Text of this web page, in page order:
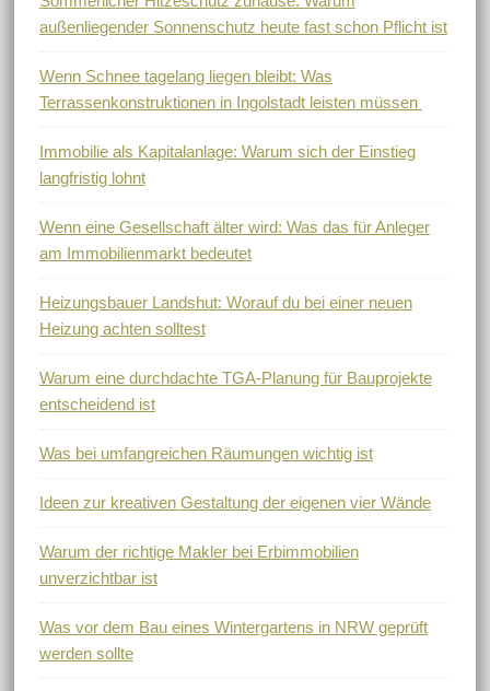
außenliegender Sonnenschutz heute fast schon Pflicht ist
Wenn Schnee tagelang liegen bleibt: Was
Terrassenkonstruktionen in Ingolstadt leisten müssen
Immobilie als Kapitalanlage: Warum sich der Einstieg
langfristig lohnt
Wenn eine Gesellschaft älter wird: Was das für Anleger
am Immobilienmarkt bedeutet
Heizungsbauer Landshut: Worauf du bei einer neuen
Heizung achten solltest
Warum eine durchdachte TGA-Planung für Bauprojekte
entscheidend ist
Was bei umfangreichen Räumungen wichtig ist
Ideen zur kreativen Gestaltung der eigenen vier Wände
Warum der richtige Makler bei Erbimmobilien
unverzichtbar ist
Was vor dem Bau eines Wintergartens in NRW geprüft
werden sollte